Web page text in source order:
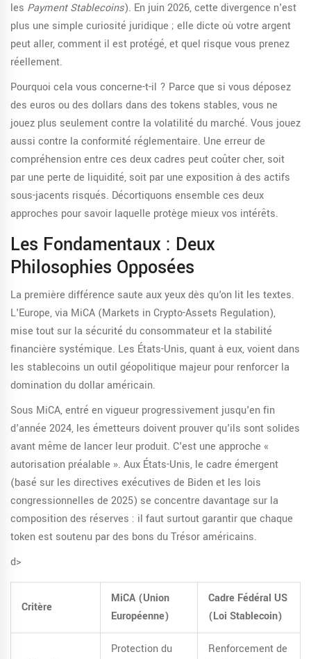
les Payment Stablecoins). En juin 2026, cette divergence n'est
plus une simple curiosité juridique ; elle dicte où votre argent
peut aller, comment il est protégé, et quel risque vous prenez
réellement.
Pourquoi cela vous concerne-t-il ? Parce que si vous déposez
des euros ou des dollars dans des tokens stables, vous ne
jouez plus seulement contre la volatilité du marché. Vous jouez
aussi contre la conformité réglementaire. Une erreur de
compréhension entre ces deux cadres peut coûter cher, soit
par une perte de liquidité, soit par une exposition à des actifs
sous-jacents risqués. Décortiquons ensemble ces deux
approches pour savoir laquelle protège mieux vos intérêts.
Les Fondamentaux : Deux
Philosophies Opposées
La première différence saute aux yeux dès qu'on lit les textes.
L'Europe, via MiCA (Markets in Crypto-Assets Regulation),
mise tout sur la sécurité du consommateur et la stabilité
financière systémique. Les États-Unis, quant à eux, voient dans
les stablecoins un outil géopolitique majeur pour renforcer la
domination du dollar américain.
Sous MiCA, entré en vigueur progressivement jusqu'en fin
d'année 2024, les émetteurs doivent prouver qu'ils sont solides
avant même de lancer leur produit. C'est une approche «
autorisation préalable ». Aux États-Unis, le cadre émergent
(basé sur les directives exécutives de Biden et les lois
congressionnelles de 2025) se concentre davantage sur la
composition des réserves : il faut surtout garantir que chaque
token est soutenu par des bons du Trésor américains.
d>
Critère
MiCA (Union
Européenne)
Cadre Fédéral US
(Loi Stablecoin)
Protection du
Renforcement de